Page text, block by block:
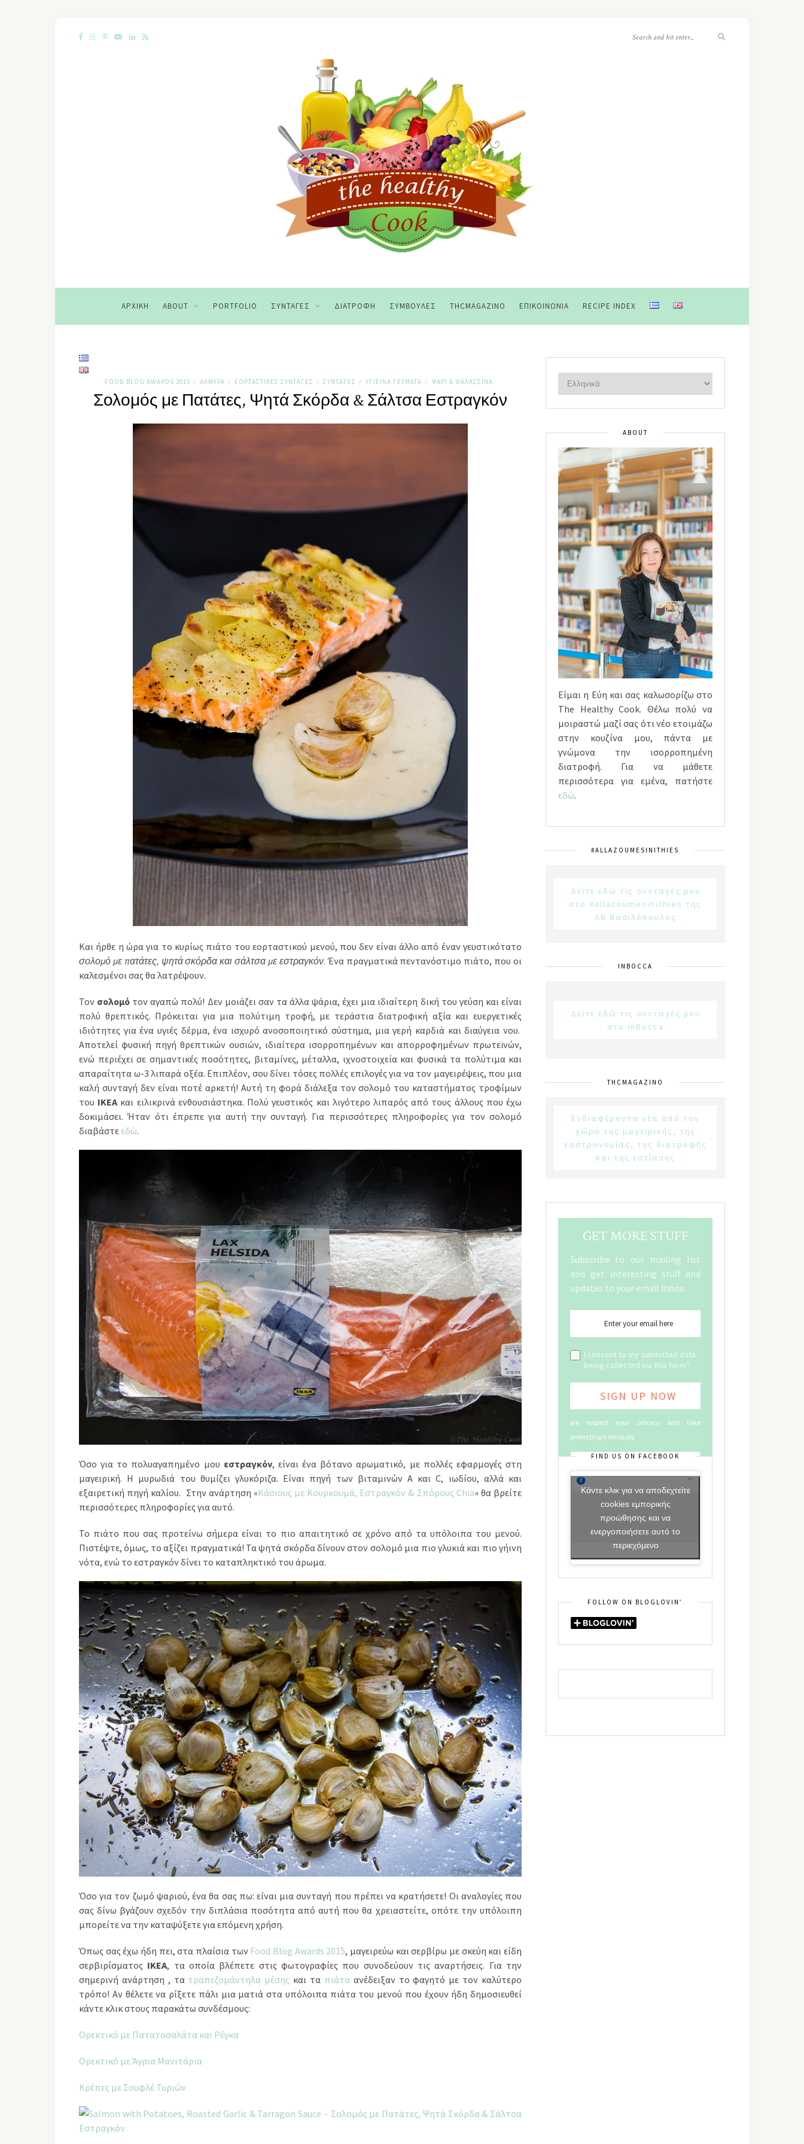
ΑΡΧΙΚΉ ABOUT PORTFOLIO ΣΥΝΤΑΓΈΣ ΔΙΑΤΡΟΦΉ ΣΥΜΒΟΥΛΈΣ THCMAGAZINO ΕΠΙΚΟΙΝΩΝΊΑ RECIPE INDEX
FOOD BLOG AWARDS 2015 / ΑΛΜΥΡΆ / ΕΟΡΤΑΣΤΙΚΈΣ ΣΥΝΤΑΓΈΣ / ΣΥΝΤΑΓΈΣ / ΥΓΙΕΙΝΆ ΓΕΎΜΑΤΑ / ΨΆΡΙ & ΘΑΛΑΣΣΙΝΆ
Σολομός με Πατάτες, Ψητά Σκόρδα & Σάλτσα Εστραγκόν
Και ήρθε η ώρα για το κυρίως πιάτο του εορταστικού μενού, που δεν είναι άλλο από έναν γευστικότατο
σολομό με πατάτες, ψητά σκόρδα και σάλτσα με εστραγκόν. Ένα πραγματικά πεντανόστιμο πιάτο, που οι
καλεσμένοι σας θα λατρέψουν.
Τον σολομό τον αγαπώ πολύ! Δεν μοιάζει σαν τα άλλα ψάρια, έχει μια ιδιαίτερη δική του γεύση και είναι
πολύ θρεπτικός. Πρόκειται για μια πολύτιμη τροφή, με τεράστια διατροφική αξία και ευεργετικές
ιδιότητες για ένα υγιές δέρμα, ένα ισχυρό ανοσοποιητικό σύστημα, μια γερή καρδιά και διαύγεια νου.
Αποτελεί φυσική πηγή θρεπτικών ουσιών, ιδιαίτερα ισορροπημένων και απορροφημένων πρωτεϊνών,
ενώ περιέχει σε σημαντικές ποσότητες, βιταμίνες, μέταλλα, ιχνοστοιχεία και φυσικά τα πολύτιμα και
απαραίτητα ω-3 λιπαρά οξέα. Επιπλέον, σου δίνει τόσες πολλές επιλογές για να τον μαγειρέψεις, που μια
καλή συνταγή δεν είναι ποτέ αρκετή! Αυτή τη φορά διάλεξα τον σολομό του καταστήματος τροφίμων
του ΙΚΕΑ και ειλικρινά ενθουσιάστηκα. Πολύ γευστικός και λιγότερο λιπαρός από τους άλλους που έχω
δοκιμάσει. Ήταν ότι έπρεπε για αυτή την συνταγή. Για περισσότερες πληροφορίες για τον σολομό
διαβάστε εδώ.
Όσο για το πολυαγαπημένο μου εστραγκόν, είναι ένα βότανο αρωματικό, με πολλές εφαρμογές στη
μαγειρική. Η μυρωδιά του θυμίζει γλυκόριζα. Είναι πηγή των βιταμινών Α και C, ιωδίου, αλλά και
εξαιρετική πηγή καλίου. Στην ανάρτηση «Κάσιους με Κουρκουμά, Εστραγκόν & Σπόρους Chia» θα βρείτε
περισσότερες πληροφορίες για αυτό.
Το πιάτο που σας προτείνω σήμερα είναι το πιο απαιτητικό σε χρόνο από τα υπόλοιπα του μενού.
Πιστέψτε, όμως, το αξίζει πραγματικά! Τα ψητά σκόρδα δίνουν στον σολομό μια πιο γλυκιά και πιο γήινη
νότα, ενώ το εστραγκόν δίνει το καταπληκτικό του άρωμα.
Όσο για τον ζωμό ψαριού, ένα θα σας πω: είναι μια συνταγή που πρέπει να κρατήσετε! Οι αναλογίες που
σας δίνω βγάζουν σχεδόν την διπλάσια ποσότητα από αυτή που θα χρειαστείτε, οπότε την υπόλοιπη
μπορείτε να την καταψύξετε για επόμενη χρήση.
Όπως σας έχω ήδη πει, στα πλαίσια των Food Blog Awards 2015, μαγειρεύω και σερβίρω με σκεύη και είδη
σερβιρίσματος ΙΚΕΑ, τα οποία βλέπετε στις φωτογραφίες που συνοδεύουν τις αναρτήσεις. Για την
σημερινή ανάρτηση , τα τραπεζομάντηλα μέσης και τα πιάτα ανέδειξαν το φαγητό με τον καλύτερο
τρόπο! Αν θέλετε να ρίξετε πάλι μια ματιά στα υπόλοιπα πιάτα του μενού που έχουν ήδη δημοσιευθεί
κάντε κλικ στους παρακάτω συνδέσμους:
Ορεκτικό με Πατατοσαλάτα και Ρέγκα
Ορεκτικό με Άγρια Μανιτάρια
Κρέπες με Σουφλέ Τυριών
ABOUT
Είμαι η Εύη και σας καλωσορίζω στο
The Healthy Cook. Θέλω πολύ να
μοιραστώ μαζί σας ότι νέο ετοιμάζω
στην κουζίνα μου, πάντα με
γνώμονα την ισορροπημένη
διατροφή. Για να μάθετε
περισσότερα για εμένα, πατήστε
εδώ.
#ALLAZOUMESINITHIES
Δείτε εδώ τις συνταγές μου
στο #allazoumesinithies της
ΑΒ Βασιλόπουλος
INBOCCA
Δείτε εδώ τις συνταγές μου
στο inBocca
THCMAGAZINO
Ενδιαφέροντα νέα από τον
χώρο της μαγειρικής, της
γαστρονομίας, της διατροφής
και της εστίασης
GET MORE STUFF
Subscribe to our mailing list
and get interesting stuff and
updates to your email inbox.
I consent to my submitted data
being collected via this form*
we respect your privacy and take
protecting it seriously
FIND US ON FACEBOOK
Κάντε κλικ για να αποδεχτείτε
cookies εμπορικής
προώθησης και να
ενεργοποιήσετε αυτό το
περιεχόμενο
FOLLOW ON BLOGLOVIN’